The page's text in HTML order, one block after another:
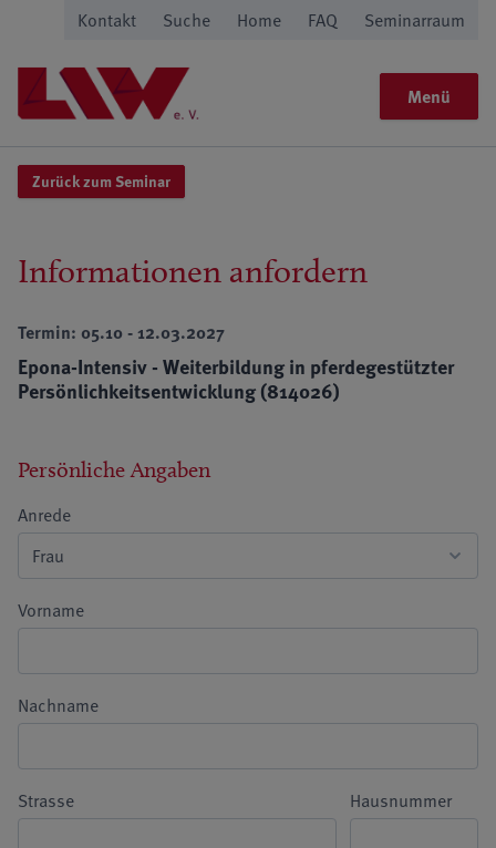
Kontakt Suche Home FAQ Seminarraum
Menü
Zurück zum Seminar
Informationen anfordern
Termin: 05.10 - 12.03.2027
Epona-Intensiv - Weiterbildung in pferdegestützter
Persönlichkeitsentwicklung (814026)
Persönliche Angaben
Anrede
Vorname
Nachname
Strasse Hausnummer